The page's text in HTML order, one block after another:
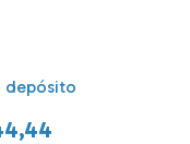
depósito